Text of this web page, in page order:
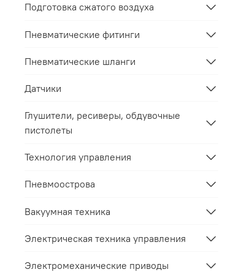
Подготовка сжатого воздуха
Пневматические фитинги
Пневматические шланги
Датчики
Глушители, ресиверы, обдувочные
пистолеты
Технология управления
Пневмоострова
Вакуумная техника
Электрическая техника управления
Электромеханические приводы